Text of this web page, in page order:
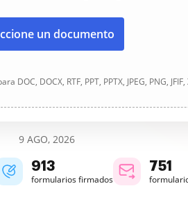
un documento
DOCX, RTF, PPT, PPTX, JPEG, PNG, JFIF,
9 AGO, 2026
913
formularios firmados
751